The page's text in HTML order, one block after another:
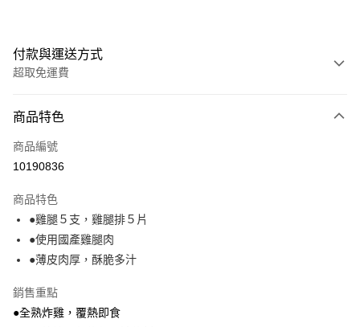
付款與運送方式
超取免運費
全家線上支付
超商取貨付款
運送方式
冷凍-全家取貨付款
免運費
免運費
商品特色
商品編號
10190836
商品特色
●雞腿５支，雞腿排５片
●使用國產雞腿肉
●薄皮肉厚，酥脆多汁
銷售重點
●全熟炸雞，覆熱即食